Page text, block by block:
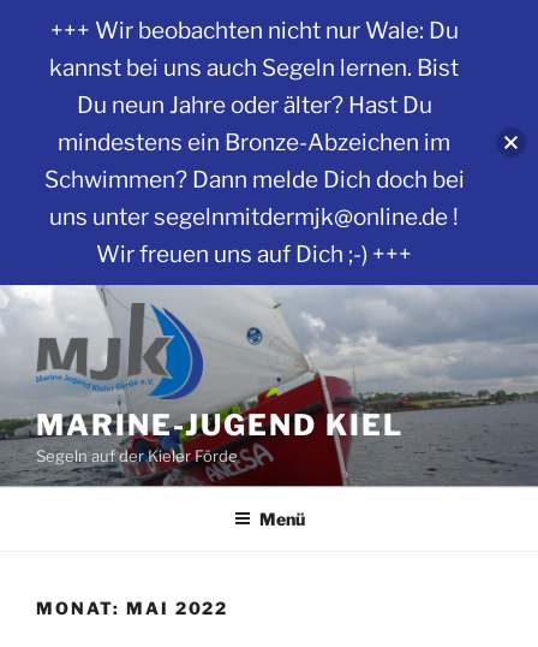
Zum
Inhalt
springen
MARINE-JUGEND KIEL
Segeln auf der Kieler Förde
Menü
MONAT: MAI 2022
+++ Wir beobachten nicht nur Wale: Du
kannst bei uns auch Segeln lernen. Bist
Du neun Jahre oder älter? Hast Du
mindestens ein Bronze-Abzeichen im
Schwimmen? Dann melde Dich doch bei
uns unter segelnmitdermjk@online.de !
Wir freuen uns auf Dich ;-) +++